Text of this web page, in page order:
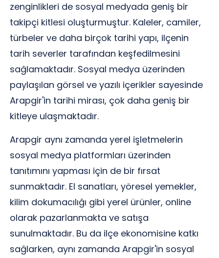
zenginlikleri de sosyal medyada geniş bir
takipçi kitlesi oluşturmuştur. Kaleler, camiler,
türbeler ve daha birçok tarihi yapı, ilçenin
tarih severler tarafından keşfedilmesini
sağlamaktadır. Sosyal medya üzerinden
paylaşılan görsel ve yazılı içerikler sayesinde
Arapgir'in tarihi mirası, çok daha geniş bir
kitleye ulaşmaktadır.
Arapgir aynı zamanda yerel işletmelerin
sosyal medya platformları üzerinden
tanıtımını yapması için de bir fırsat
sunmaktadır. El sanatları, yöresel yemekler,
kilim dokumacılığı gibi yerel ürünler, online
olarak pazarlanmakta ve satışa
sunulmaktadır. Bu da ilçe ekonomisine katkı
sağlarken, aynı zamanda Arapgir'in sosyal